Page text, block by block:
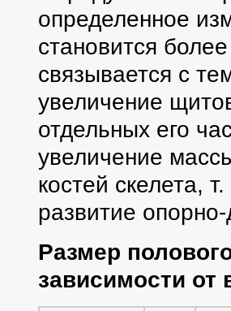
определенное
становится
связывается с
увеличение
отдельных его
увеличение
костей скелета,
развитие опорно-
Размер
зависимости от